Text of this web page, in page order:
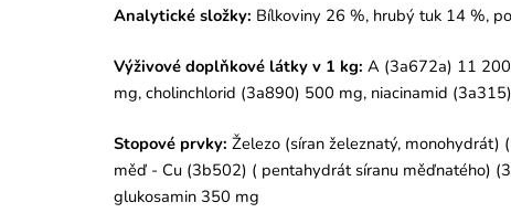
Analytické složky: Bílkoviny 26 %, hrubý tuk 14 %,
Výživové doplňkové látky v 1 kg: A (3a672a) 11
mg, cholinchlorid (3a890) 500 mg, niacinamid
Stopové prvky: Železo (síran železnatý,
měď - Cu (3b502) ( pentahydrát síranu měďnatého)
glukosamin 350 mg